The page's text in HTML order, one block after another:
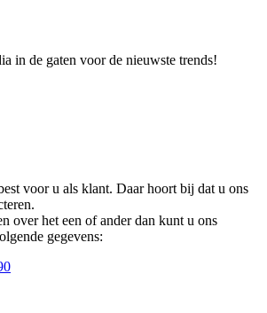
in de gaten voor de nieuwste trends!
voor u als klant. Daar hoort bij dat u ons
over het een of ander dan kunt u ons
gegevens: